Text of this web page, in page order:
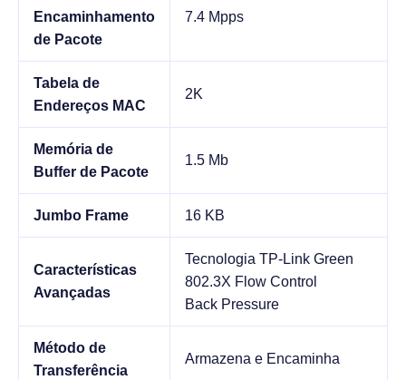
Encaminhamento
de Pacote
7.4 Mpps
Tabela de
Endereços MAC
2K
Memória de
Buffer de Pacote
1.5 Mb
Jumbo Frame 16 KB
Características
Avançadas
Tecnologia TP-Link Green
802.3X Flow Control
Back Pressure
Método de
Transferência
Armazena e Encaminha